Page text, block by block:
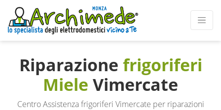
Riparazione frigoriferi
Miele Vimercate
Centro Assistenza frigoriferi Vimercate per riparazioni